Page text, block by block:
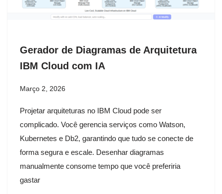
Gerador de Diagramas de Arquitetura
IBM Cloud com IA
Março 2, 2026
Projetar arquiteturas no IBM Cloud pode ser
complicado. Você gerencia serviços como Watson,
Kubernetes e Db2, garantindo que tudo se conecte de
forma segura e escale. Desenhar diagramas
manualmente consome tempo que você preferiria
gastar